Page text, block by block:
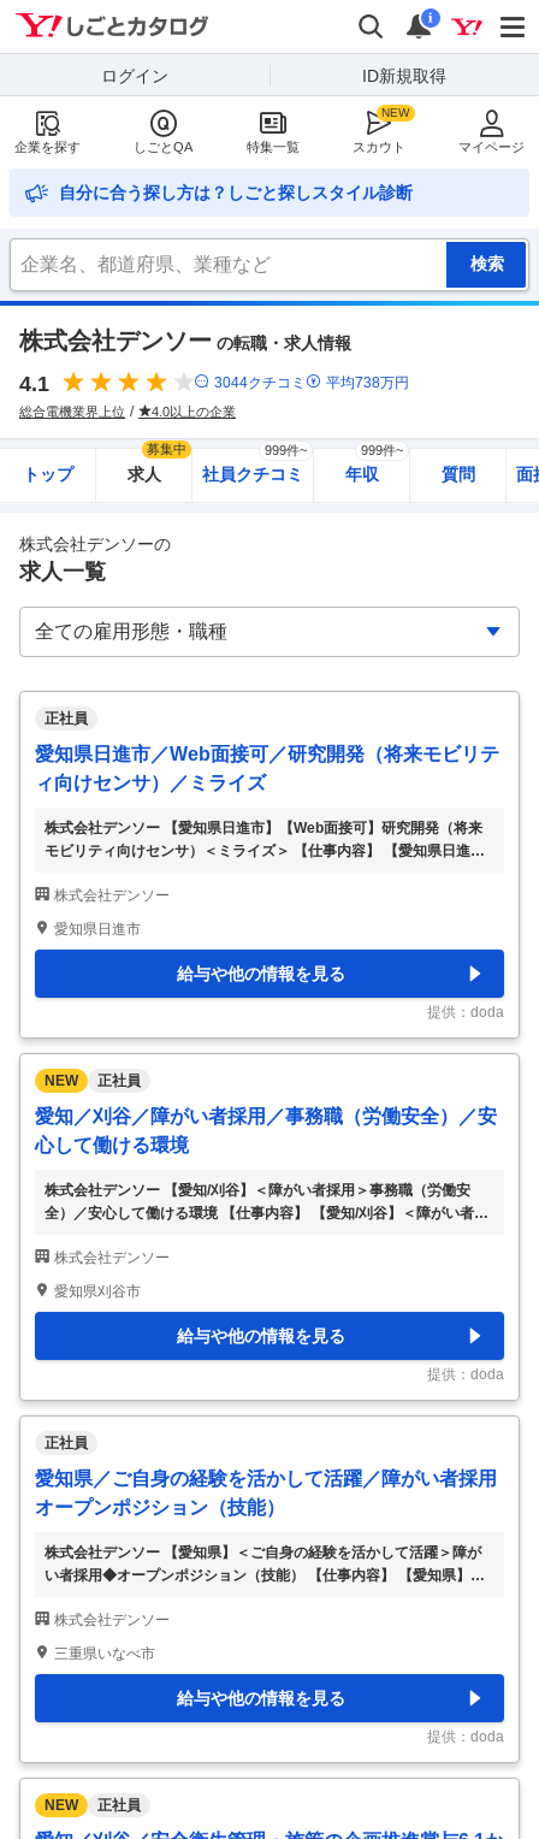
検索
通知
i
ログイン ID新規取得
企業を探す しごとQA 特集一覧 スカウト マイページ
自分に合う探し方は？しごと探しスタイル診断
株式会社デンソー の転職・求人情報
4.1 3044クチコミ 平均738万円
総合電機業界上位 4.0以上の企業
トップ 求人
募集中
社員クチコミ
999件~
年収
999件~
質問 面
株式会社デンソーの
求人一覧
正社員
愛知県日進市／Web面接可／研究開発（将来モビリテ
ィ向けセンサ）／ミライズ
株式会社デンソー 【愛知県日進市】【Web面接可】研究開発（将来
モビリティ向けセンサ）＜ミライズ＞ 【仕事内容】 【愛知県日進
ズ＞ 【具体的な仕事内容】 ■業務内容： 将来モビリティ向けセンサ
の研究開発（電池監視センサ、慣性センサ、生体センサなど） ・市
検討 ・センサの研究開発の推進 ■在籍出向 株式会社デンソーの社員
として株式会社ミライズ テクノロジーズに出向頂きます。 ∟特徴：
（1）TOYOTAとDENSOから研究開発を請け負っており、100％DEN
SO社員で構成…
株式会社デンソー
愛知県日進市
給与や他の情報を見る
提供：doda
NEW 正社員
愛知／刈谷／障がい者採用／事務職（労働安全）／安
心して働ける環境
株式会社デンソー 【愛知/刈谷】＜障がい者採用＞事務職（労働安
全）／安心して働ける環境 【仕事内容】 【愛知/刈谷】＜障がい者採
容】 ＜世界トップクラスの自動車部品メーカー／世界35ヶ国の国と
地域で事業展開／特許数は自動車部品メーカートップクラス＞ ■業務
きます。 具体的には以下の業務に携わっていただきます。 ・各種安
全データの入力・集計・管理 ・法定届け出業務 ・社内申請・報告書
類の作成およびチェック ・関連資料の整理・電子化、文書管理 ・備
品・保護具等の在庫管理および発…
株式会社デンソー
愛知県刈谷市
給与や他の情報を見る
提供：doda
正社員
愛知県／ご自身の経験を活かして活躍／障がい者採用
オープンポジション（技能）
株式会社デンソー 【愛知県】＜ご自身の経験を活かして活躍＞障が
い者採用◆オープンポジション（技能） 【仕事内容】 【愛知県】＜
（技能） 【具体的な仕事内容】 【身体障がいのある方が安心してチ
ャレンジできる環境を整備/選考時から配属部署と密に連携し、業務
ッチなく長期的に活躍可能】 ■業務内容 自動車部品等の製造作業他
（従事する業務内容は会社にて決定）をご担当いただきます。 面接
を通して相互理解を深め、ご経験やスキル、キャリア、障がい者配慮
事項などによりポジション、職場（勤務地…
株式会社デンソー
三重県いなべ市
給与や他の情報を見る
提供：doda
NEW 正社員